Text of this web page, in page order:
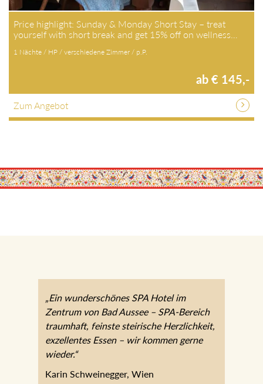
Price highlight: Sunday & Monday Short Stay – treat
yourself with short break and get 15% off on wellness…
1 Nächte / HP / verschiedene Zimmer / p.P.
ab € 145,-
Zum Angebot
„Ein wunderschönes SPA Hotel im
Zentrum von Bad Aussee – SPA-Bereich
traumhaft, feinste steirische Herzlichkeit,
exzellentes Essen – wir kommen gerne
wieder.“
Karin Schweinegger, Wien